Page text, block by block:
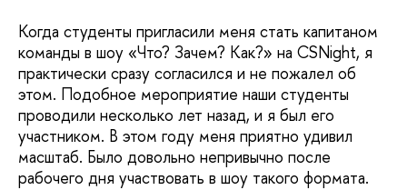
Когда студенты пригласили меня стать капитаном
команды в шоу «Что? Зачем? Как?» на CSNight, я
практически сразу согласился и не пожалел об
этом. Подобное мероприятие наши студенты
проводили несколько лет назад, и я был его
участником. В этом году меня приятно удивил
масштаб. Было довольно непривычно после
рабочего дня участвовать в шоу такого формата.